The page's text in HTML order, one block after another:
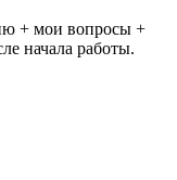
+ мои вопросы +
начала работы.